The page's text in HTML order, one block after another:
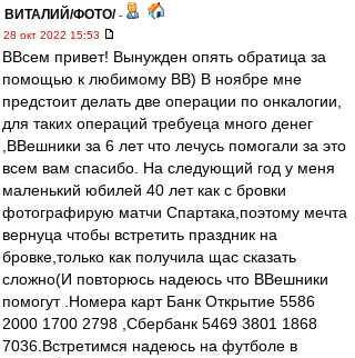
ВИТАЛИЙ/ФОТО/ -
28 окт 2022 15:53
ВВсем привет! Вынужден опять обратица за
помощью к любимому ВВ) В ноябре мне
предстоит делать две операции по онкалогии,
для таких операций требуеца много денег
,ВВешники за 6 лет что лечусь помогали за это
всем вам спасибо. На следующий год у меня
маленький юбилей 40 лет как с бровки
фотографирую матчи Спартака,поэтому мечта
вернуца чтобы встретить праздник на
бровке,только как получила щас сказать
сложно(И повторюсь надеюсь что ВВешники
помогут .Номера карт Банк Открытие 5586
2000 1700 2798 ,Сбербанк 5469 3801 1868
7036.Встретимся надеюсь на футболе в